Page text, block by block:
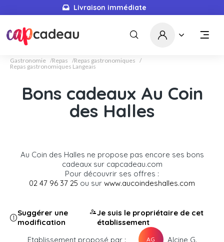
Livraison immédiate
Gastronomie Repas
Repas gastronomiques
Repas gastronomiques Langeais
Bons cadeaux Au Coin
des Halles
Au Coin des Halles ne propose pas encore ses bons
cadeaux sur capcadeau.com
Pour découvrir ses offres :
02 47 96 37 25 ou sur www.aucoindeshalles.com
Suggérer une
modification
Je suis le propriétaire de cet
établissement
Etablissement proposé par :
AG Alcine G.